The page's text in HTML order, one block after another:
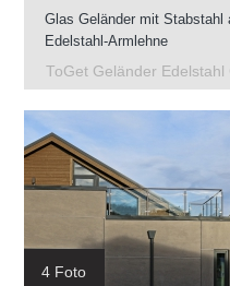
Glas Geländer mit
Edelstahl-Armlehne
ToGet Geländer Edelstahl
4 Foto